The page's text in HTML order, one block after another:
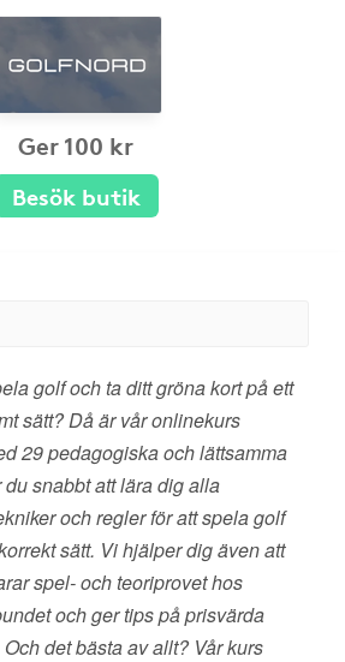
Ger 100 kr
Besök butik
golf och ta ditt gröna kort på ett
sätt? Då är vår onlinekurs
29 pedagogiska och lättsamma
snabbt att lära dig alla
och regler för att spela golf
sätt. Vi hjälper dig även att
spel- och teoriprovet hos
och ger tips på prisvärda
det bästa av allt? Vår kurs